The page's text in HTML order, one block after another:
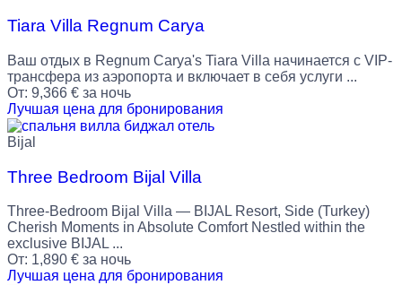
Tiara Villa Regnum Carya
Ваш отдых в Regnum Carya's Tiara Villa начинается с VIP-
трансфера из аэропорта и включает в себя услуги ...
От: 9,366 € за ночь
Лучшая цена для бронирования
Bijal
Three Bedroom Bijal Villa
Three-Bedroom Bijal Villa — BIJAL Resort, Side (Turkey)
Cherish Moments in Absolute Comfort Nestled within the
exclusive BIJAL ...
От: 1,890 € за ночь
Лучшая цена для бронирования